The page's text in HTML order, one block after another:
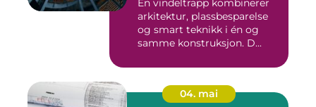
En vindeltrapp kombinerer
arkitektur, plassbesparelse
og smart teknikk i én og
samme konstruksjon. D...
04. mai